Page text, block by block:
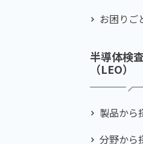
お困りご
半導体検
（LEO）
製品から
分野から